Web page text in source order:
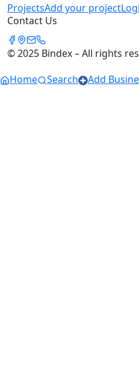
ProjectsAdd your project
Contact Us
© 2025 Bindex – All rights
Home
Search Add